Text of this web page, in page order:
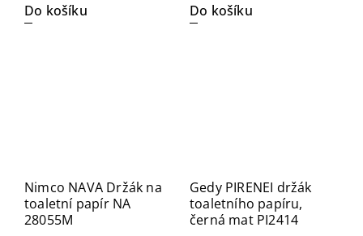
Do košíku Do košíku
Nimco NAVA Držák na
toaletní papír NA
28055M
Gedy PIRENEI držák
toaletního papíru,
černá mat PI2414